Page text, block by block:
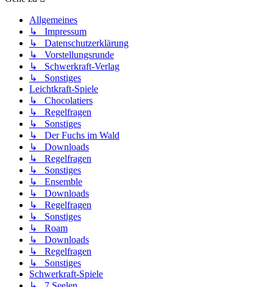
Allgemeines
↳ Impressum
↳ Datenschutzerklärung
↳ Vorstellungsrunde
↳ Schwerkraft-Verlag
↳ Sonstiges
Leichtkraft-Spiele
↳ Chocolatiers
↳ Regelfragen
↳ Sonstiges
↳ Der Fuchs im Wald
↳ Downloads
↳ Regelfragen
↳ Sonstiges
↳ Ensemble
↳ Downloads
↳ Regelfragen
↳ Sonstiges
↳ Roam
↳ Downloads
↳ Regelfragen
↳ Sonstiges
Schwerkraft-Spiele